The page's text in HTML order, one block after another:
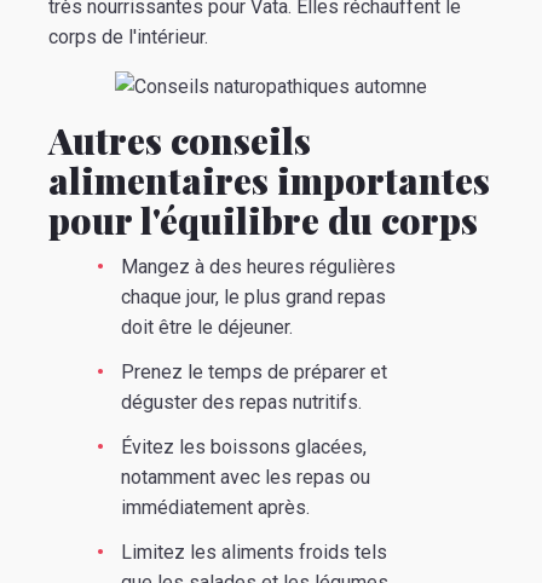
très nourrissantes pour Vata. Elles réchauffent le
corps de l'intérieur.
Autres conseils
alimentaires importantes
pour l'équilibre du corps
Mangez à des heures régulières
chaque jour, le plus grand repas
doit être le déjeuner.
Prenez le temps de préparer et
déguster des repas nutritifs.
Évitez les boissons glacées,
notamment avec les repas ou
immédiatement après.
Limitez les aliments froids tels